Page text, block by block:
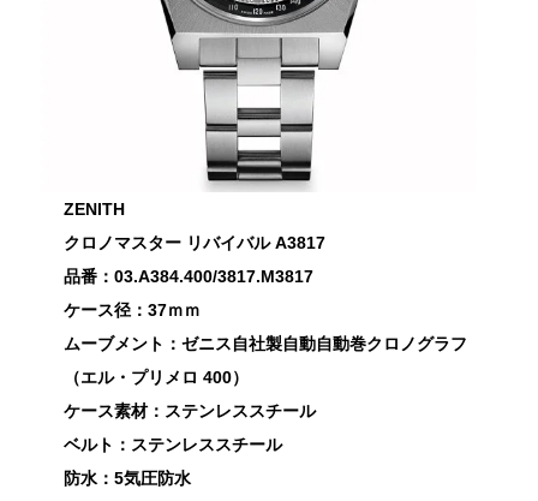
ZENITH
クロノマスター リバイバル A3817
品番：03.A384.400/3817.M3817
ケース径：37ｍｍ
ムーブメント：ゼニス自社製自動自動巻クロノグラフ
（エル・プリメロ 400）
ケース素材：ステンレススチール
ベルト：ステンレススチール
防水：5気圧防水